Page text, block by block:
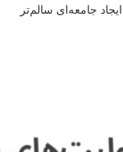
جامعه‌ای سالم‌تر